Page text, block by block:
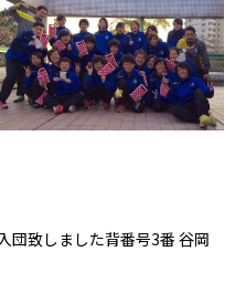
団致しました背番号3番 谷岡